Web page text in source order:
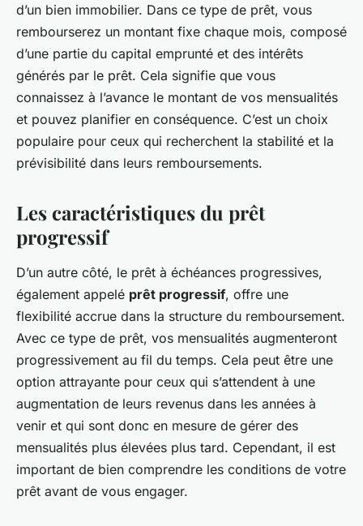
d’un bien immobilier. Dans ce type de prêt, vous
rembourserez un montant fixe chaque mois, composé
d’une partie du capital emprunté et des intérêts
générés par le prêt. Cela signifie que vous
connaissez à l’avance le montant de vos mensualités
et pouvez planifier en conséquence. C’est un choix
populaire pour ceux qui recherchent la stabilité et la
prévisibilité dans leurs remboursements.
Les caractéristiques du prêt
progressif
D’un autre côté, le prêt à échéances progressives,
également appelé prêt progressif, offre une
flexibilité accrue dans la structure du remboursement.
Avec ce type de prêt, vos mensualités augmenteront
progressivement au fil du temps. Cela peut être une
option attrayante pour ceux qui s’attendent à une
augmentation de leurs revenus dans les années à
venir et qui sont donc en mesure de gérer des
mensualités plus élevées plus tard. Cependant, il est
important de bien comprendre les conditions de votre
prêt avant de vous engager.